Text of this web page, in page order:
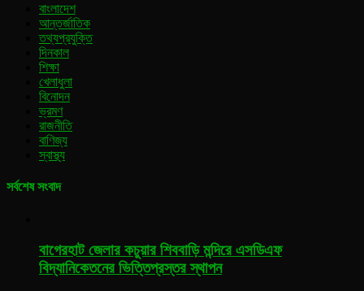
বাংলাদেশ
আন্তর্জাতিক
তথ্যপ্রযুক্তি
দিনকাল
শিক্ষা
খেলাধুলা
বিনোদন
ভ্রমণ
রাজনীতি
বাণিজ্য
স্বাস্থ্য
সর্বশেষ সংবাদ
বাগেরহাট জেলার কচুয়ার শিববাড়ি মন্দিরে এসডিএফ
বিদ্যানিকেতনের ভিত্তিপ্রস্তর স্থাপন